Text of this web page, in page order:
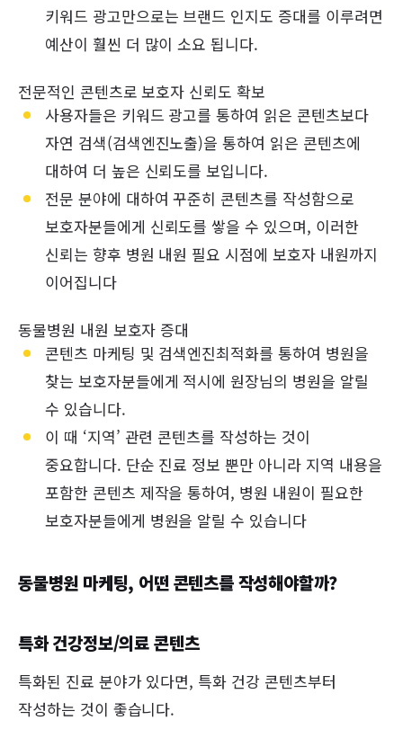
키워드 광고만으로는 브랜드 인지도 증대를 이루려면
예산이 훨씬 더 많이 소요 됩니다.
전문적인 콘텐츠로 보호자 신뢰도 확보
사용자들은 키워드 광고를 통하여 읽은 콘텐츠보다
자연 검색(검색엔진노출)을 통하여 읽은 콘텐츠에
대하여 더 높은 신뢰도를 보입니다.
전문 분야에 대하여 꾸준히 콘텐츠를 작성함으로
보호자분들에게 신뢰도를 쌓을 수 있으며, 이러한
신뢰는 향후 병원 내원 필요 시점에 보호자 내원까지
이어집니다
동물병원 내원 보호자 증대
콘텐츠 마케팅 및 검색엔진최적화를 통하여 병원을
찾는 보호자분들에게 적시에 원장님의 병원을 알릴
수 있습니다.
이 때 ‘지역’ 관련 콘텐츠를 작성하는 것이
중요합니다. 단순 진료 정보 뿐만 아니라 지역 내용을
포함한 콘텐츠 제작을 통하여, 병원 내원이 필요한
보호자분들에게 병원을 알릴 수 있습니다
동물병원 마케팅, 어떤 콘텐츠를 작성해야할까?
특화 건강정보/의료 콘텐츠
특화된 진료 분야가 있다면, 특화 건강 콘텐츠부터
작성하는 것이 좋습니다.